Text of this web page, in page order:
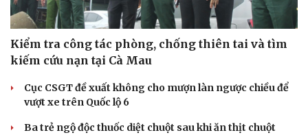
Kiểm tra công tác phòng, chống thiên tai và tìm
kiếm cứu nạn tại Cà Mau
Cục CSGT đề xuất không cho mượn làn ngược chiều để
vượt xe trên Quốc lộ 6
Ba trẻ ngộ độc thuốc diệt chuột sau khi ăn thịt chuột